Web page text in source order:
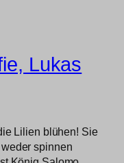
Lukas
Lilien blühen! Sie
spinnen